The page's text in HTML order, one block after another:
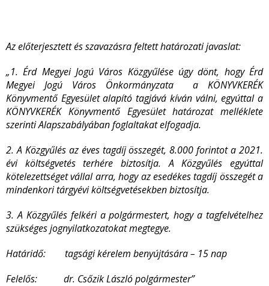
Az előterjesztett és szavazásra feltett határozati javaslat:
„1. Érd Megyei Jogú Város Közgyűlése úgy dönt, hogy Érd
Megyei Jogú Város Önkormányzata a KÖNYVKERÉK
Könyvmentő Egyesület alapító tagjává kíván válni, egyúttal a
KÖNYVKERÉK Könyvmentő Egyesület határozat melléklete
szerinti Alapszabályában foglaltakat elfogadja.
2. A Közgyűlés az éves tagdíj összegét, 8.000 forintot a 2021.
évi költségvetés terhére biztosítja. A Közgyűlés egyúttal
kötelezettséget vállal arra, hogy az esedékes tagdíj összegét a
mindenkori tárgyévi költségvetésekben biztosítja.
3. A Közgyűlés felkéri a polgármestert, hogy a tagfelvételhez
szükséges jognyilatkozatokat megtegye.
Határidő: tagsági kérelem benyújtására – 15 nap
Felelős: dr. Csőzik László polgármester”